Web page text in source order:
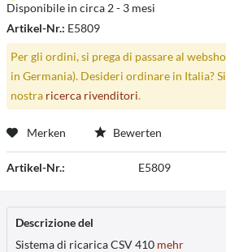
Disponibile in circa 2 - 3 mesi
Artikel-Nr.: E5809
Per gli ordini, si prega di passare al
in Germania). Desideri ordinare in Italia?
nostra ricerca rivenditori.
Merken Bewerten
Artikel-Nr.: E5809
Descrizione del
Sistema di ricarica CSV 410 mehr